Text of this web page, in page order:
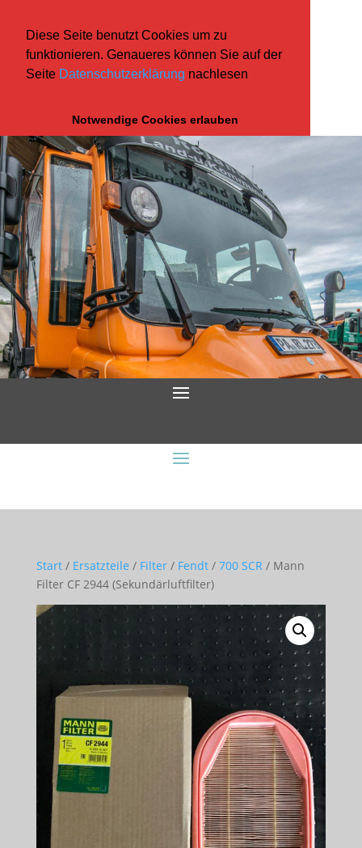
Diese Seite benutzt Cookies um zu
funktionieren. Genaueres können Sie auf der
Seite Datenschutzerklärung nachlesen
Notwendige Cookies erlauben
Start/ Ersatzteile / Filter/ Fendt/ 700 SCR / Mann
Filter CF 2944 (Sekundärluftfilter)